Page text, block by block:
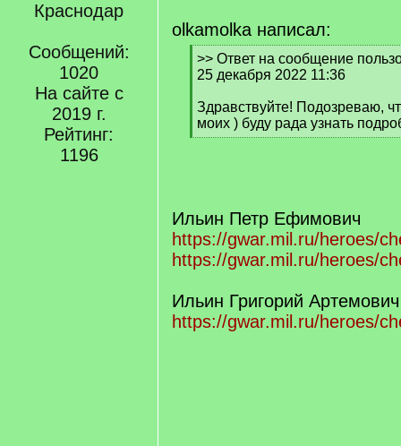
Краснодар
Сообщений:
1020
На сайте с
2019 г.
Рейтинг:
1196
olkamolka написал:
[
q
>> Ответ на сообщение
25 декабря 2022 11:36
Здравствуйте! Подозреваю,
моих ) буду рада узнать
[
Ильин Петр Ефимович
https://gwar.mil.ru/heroes/
https://gwar.mil.ru/heroes/
Ильин Григорий Артемович
https://gwar.mil.ru/heroes/